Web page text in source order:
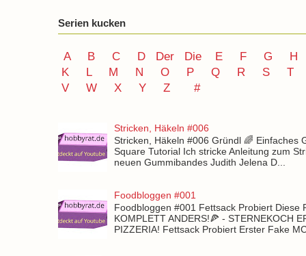
Serien kucken
A B C D Der Die E F G
H
K
L M N O P Q R S
T
V
W X Y Z #
Stricken, Häkeln #006
Stricken, Häkeln #006 Gründl 🌈 Einfaches
Square Tutorial Ich stricke Anleitung zum
neuen Gummibandes Judith Jelena D...
Foodbloggen #001
Foodbloggen #001 Fettsack Probiert Diese
KOMPLETT ANDERS!🍕 - STERNEKOCH
PIZZERIA! Fettsack Probiert Erster Fake